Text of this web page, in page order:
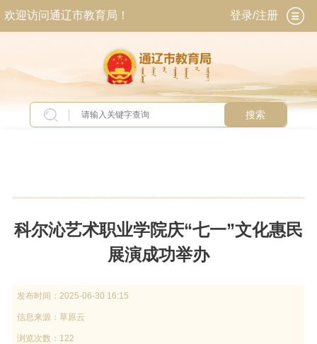
欢迎访问通辽市教育局！ 登录/注册
搜索
科尔沁艺术职业学院庆“七一”文化惠民
展演成功举办
发布时间： 2025-06-30 16:15
信息来源： 草原云
浏览次数：122